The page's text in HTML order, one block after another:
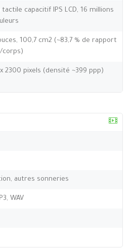
tactile capacitif IPS LCD, 16 millions
100,7 cm2 (~83,7 % de rapport
corps)
2300 pixels (densité ~399 ppp)
autres sonneries
WAV